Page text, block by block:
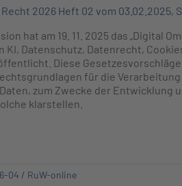
2026 Heft 02 vom 03.02.2025,
hat am 19. 11. 2025 das „Digital
KI, Datenschutz, Datenrecht,
Diese
für die
zum Zwecke der Entwicklung
klarstellen.
04 / RuW-online